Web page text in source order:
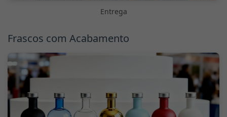
Entrega
Frascos com Acabamento